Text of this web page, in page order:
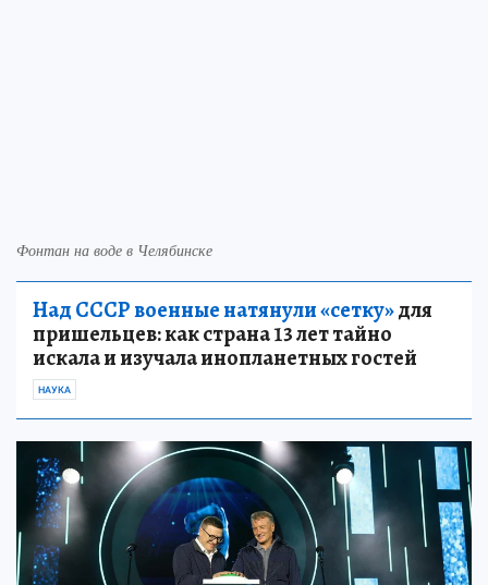
Фонтан на воде в Челябинске
Над СССР военные натянули «сетку»для
пришельцев: как страна 13 лет тайно
искала и изучала инопланетных гостей
НАУКА